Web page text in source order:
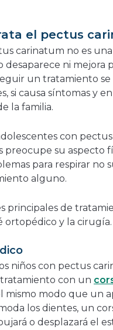
el pectus
carinatum no es una
desaparece ni mejora
un tratamiento se
si causa síntomas y
la familia.
con
preocupe su aspecto
para respirar no
alguno.
principales de
ortopédico y la cirugía.
niños con pectus
con un
mismo modo que un
los dientes, un
o desplazará el